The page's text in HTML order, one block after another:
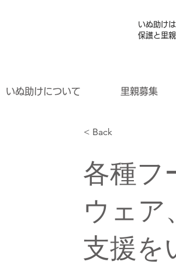
いぬ助け
保護と里
いぬ助けについて 里親募集
< Back
各種フ
ウェア
支援を